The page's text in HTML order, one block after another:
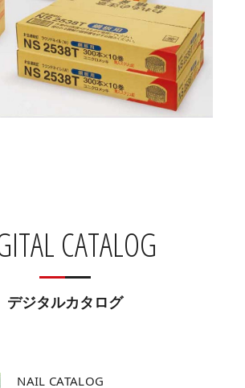
CATALOG
デジタルカタログ
NAIL CATALOG